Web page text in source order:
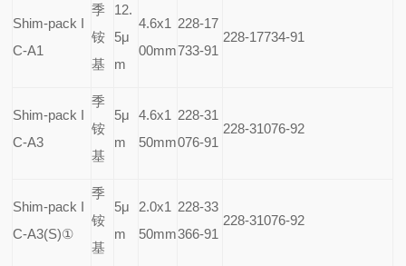
Shim-pack I
C-A1
季
铵
基
12.
5μ
m
4.6x1
00mm
228-17
733-91
228-17734-91
Shim-pack I
C-A3
季
铵
基
5μ
m
4.6x1
50mm
228-31
076-91
228-31076-92
Shim-pack I
C-A3(S)①
季
铵
基
5μ
m
2.0x1
50mm
228-33
366-91
228-31076-92